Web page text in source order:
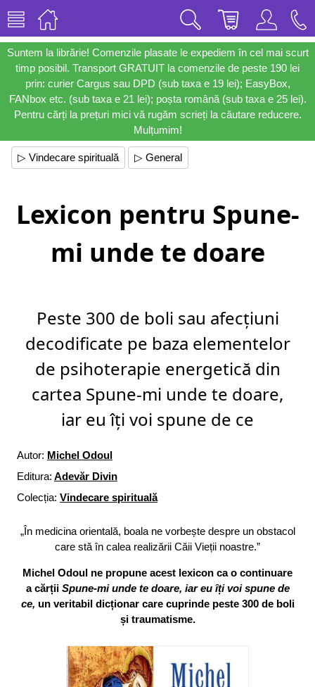
Suntem la librărie! Comenzile plasate le expediem în cel mai scurt
timp posibil. Transport GRATUIT la comenzile de peste 190 lei
prin: curier Cargus sau DPD (sub taxa e 19 lei); EasyBox,
FANbox etc. (sub taxa e 21 lei); poșta română (sub taxa e 25 lei).
Pentru cărți la prețuri mici vă rugăm scrieți la căutare reducere.
Mulțumim!
▷ Vindecare spirituală ▷ General
Lexicon pentru Spune-
mi unde te doare
Peste 300 de boli sau afecțiuni
decodificate pe baza elementelor
de psihoterapie energetică din
cartea Spune-mi unde te doare,
iar eu îți voi spune de ce
Autor: Michel Odoul
Editura: Adevăr Divin
Colecția: Vindecare spirituală
„În medicina orientală, boala ne vorbește despre un obstacol
care stă în calea realizării Căii Vieții noastre.”
Michel Odoul ne propune acest lexicon ca o continuare
a cărții Spune-mi unde te doare, iar eu îți voi spune de
ce, un veritabil dicționar care cuprinde peste 300 de boli
și traumatisme.